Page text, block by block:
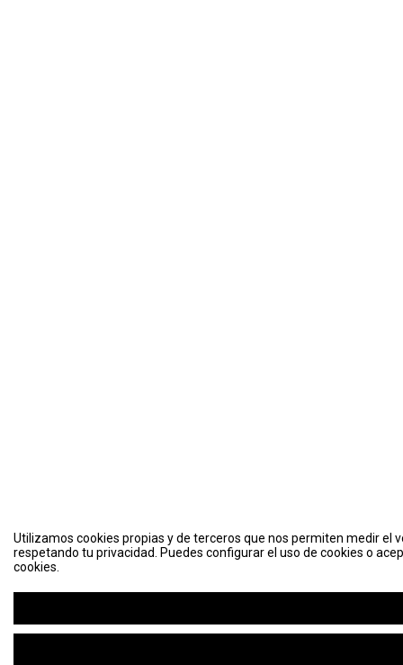
Utilizamos cookies propias y de terceros que nos permiten medir el
respetando tu privacidad. Puedes configurar el uso de cookies o
cookies.